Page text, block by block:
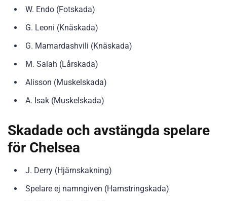
W. Endo (Fotskada)
G. Leoni (Knäskada)
G. Mamardashvili (Knäskada)
M. Salah (Lårskada)
Alisson (Muskelskada)
A. Isak (Muskelskada)
Skadade och avstängda spelare
för Chelsea
J. Derry (Hjärnskakning)
Spelare ej namngiven (Hamstringskada)